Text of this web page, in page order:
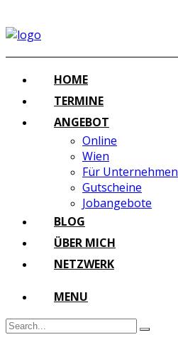
HOME
TERMINE
ANGEBOT
Online
Wien
Für Unternehmen
Gutscheine
Jobangebote
BLOG
ÜBER MICH
NETZWERK
MENU